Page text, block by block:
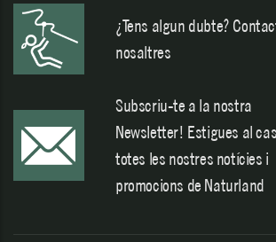
¿Tens algun dubte?
nosaltres
Subscriu-te a la nostra
Newsletter! Estigues al
totes les nostres notícies i
promocions de Naturland